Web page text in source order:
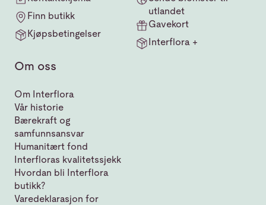
Finn butikk
Kjøpsbetingelser
utlandet
Gavekort
Interflora +
Om oss
Om Interflora
Vår historie
Bærekraft og
samfunnsansvar
Humanitært fond
Interfloras kvalitetssjekk
Hvordan bli Interflora
butikk?
Varedeklarasjon for